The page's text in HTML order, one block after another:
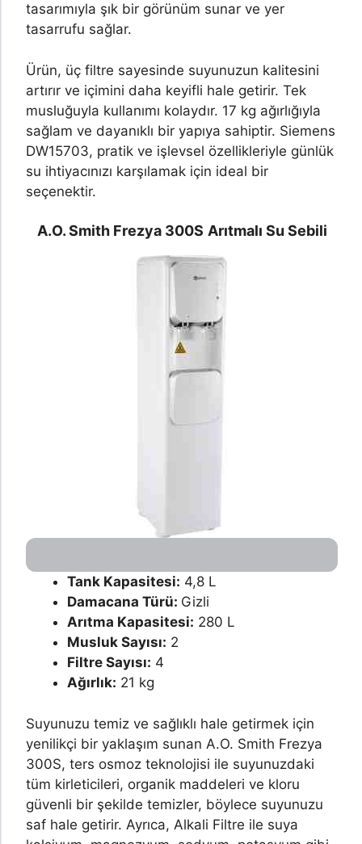
tasarımıyla şık bir görünüm sunar ve yer
tasarrufu sağlar.
Ürün, üç filtre sayesinde suyunuzun kalitesini
artırır ve içimini daha keyifli hale getirir. Tek
musluğuyla kullanımı kolaydır. 17 kg ağırlığıyla
sağlam ve dayanıklı bir yapıya sahiptir. Siemens
DW15703, pratik ve işlevsel özellikleriyle günlük
su ihtiyacınızı karşılamak için ideal bir
seçenektir.
A.O. Smith Frezya 300S Arıtmalı Su Sebili
Tank Kapasitesi: 4,8 L
Damacana Türü: Gizli
Arıtma Kapasitesi: 280 L
Musluk Sayısı: 2
Filtre Sayısı: 4
Ağırlık: 21 kg
Suyunuzu temiz ve sağlıklı hale getirmek için
yenilikçi bir yaklaşım sunan A.O. Smith Frezya
300S, ters osmoz teknolojisi ile suyunuzdaki
tüm kirleticileri, organik maddeleri ve kloru
güvenli bir şekilde temizler, böylece suyunuzu
saf hale getirir. Ayrıca, Alkali Filtre ile suya